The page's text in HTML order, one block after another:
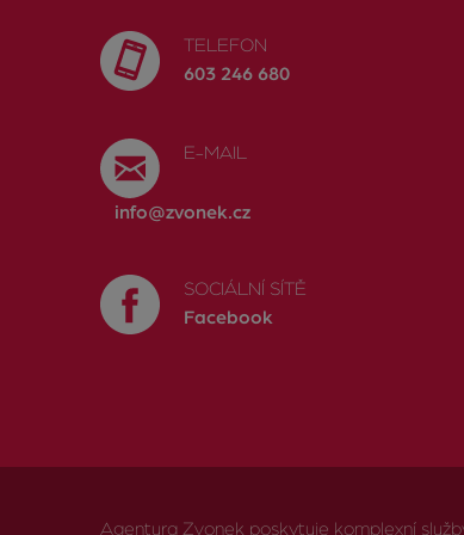
TELEFON
603 246 680
E-MAIL
info@zvonek.cz
SOCIÁLNÍ SÍTĚ
Facebook
Agentura Zvonek poskytuje komplexní